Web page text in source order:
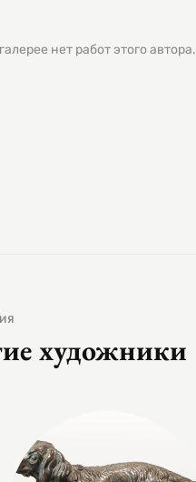
нет работ этого автора.
художники